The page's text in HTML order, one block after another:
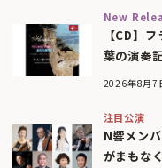
New
【CD】
葉の演奏
2026年8月7
注目公演
N響メン
がまもな